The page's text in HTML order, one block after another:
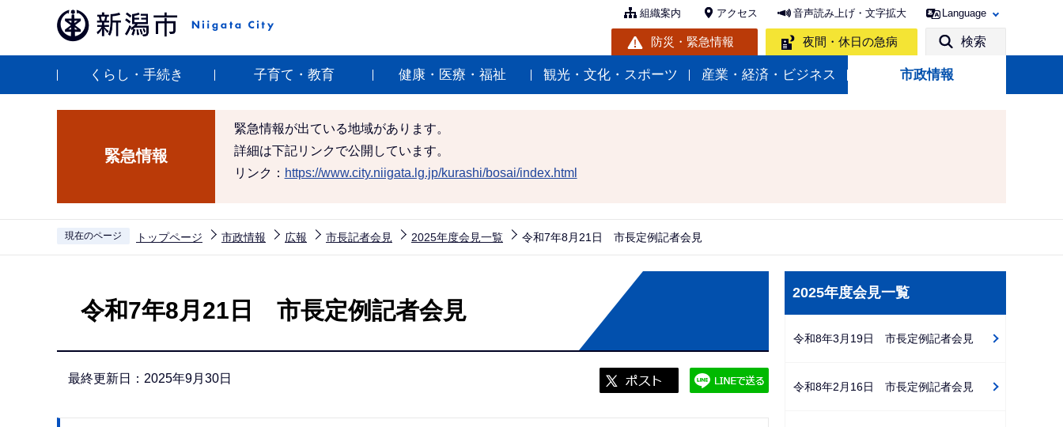
ペ
組織案内 アクセス 音声読み上げ・文字拡大 Language
防災・緊急情報 夜間・休日の急病 検索
くらし・手続き 子育て・教育 健康・医療・福祉 観光・文化・スポーツ 産業・経済・ビジネス 市政情報
緊急情報
緊急情報が出ている地域があります。
詳細は下記リンクで公開しています。
リンク： https://www.city.niigata.lg.jp/kurashi/bosai/index.html
現在のページ トップページ 市政情報 広報 市長記者会見 2025年度会見一覧 令和7年8月21日 市長定例記者会見
令和7年8月21日 市長定例記者会見
最終更新日：2025年9月30日
ー
2025年度会見一覧
令和8年3月19日 市長定例記者会見
令和8年2月16日 市長定例記者会見